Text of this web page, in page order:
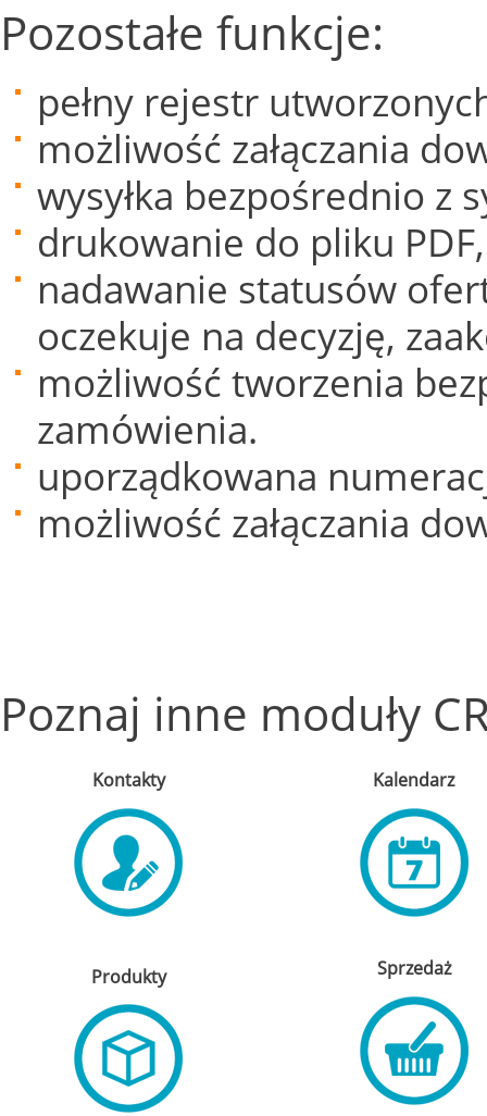
Pozostałe funkcje:
pełny rejestr
możliwość załączania
wysyłka bezpośrednio z
drukowanie do pliku PDF,
nadawanie statusów
oczekuje na decyzję,
możliwość tworzenia
zamówienia.
uporządkowana
możliwość załączania
Poznaj inne moduły
Kontakty Kalendarz
Produkty Sprzedaż